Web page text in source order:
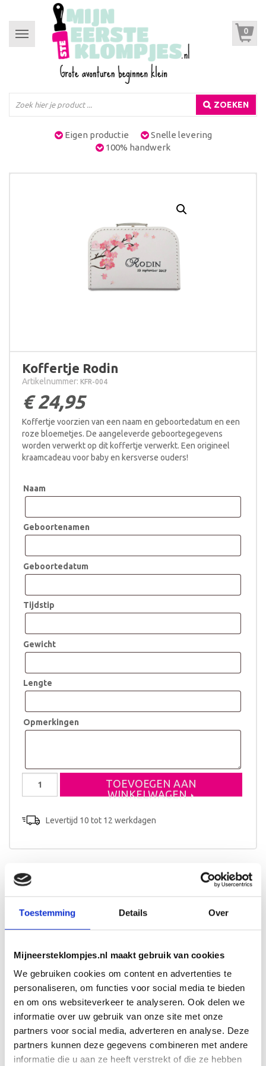
Toestemming Details Over
Mijneersteklompjes.nl maakt gebruik van cookies
We gebruiken cookies om content en advertenties te
personaliseren, om functies voor social media te bieden
en om ons websiteverkeer te analyseren. Ook delen we
informatie over uw gebruik van onze site met onze
partners voor social media, adverteren en analyse. Deze
partners kunnen deze gegevens combineren met andere
informatie die u aan ze heeft verstrekt of die ze hebben
Toggle
navigation
0
ZOEKEN
Eigen productie
Snelle levering
100% handwerk
Koffertje Rodin
Artikelnummer: KFR-004
€24,95
Koffertje voorzien van een naam en geboortedatum en een
roze bloemetjes. De aangeleverde geboortegegevens
worden verwerkt op dit koffertje verwerkt. Een origineel
kraamcadeau voor baby en kersverse ouders!
Naam
Geboortenamen
Geboortedatum
Tijdstip
Gewicht
Lengte
Opmerkingen
Rodin
TOEVOEGEN AAN
WINKELWAGEN
Levertijd 10 tot 12 werkdagen
Beschrijving
Een kinderkoffer met naam en het design van het
geboortekaartje? Een origineel kraamcadeau voor baby en
Het koffertje is 25cm breed en wordt aan één zijde
beschilderd.